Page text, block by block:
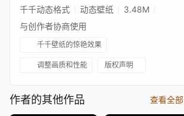
千千动态格式 动态壁纸
3.48M
与创作者协商使用
千千壁纸的惊艳效果
调整画质和性能 版权声明
作者的其他作品 查看全部